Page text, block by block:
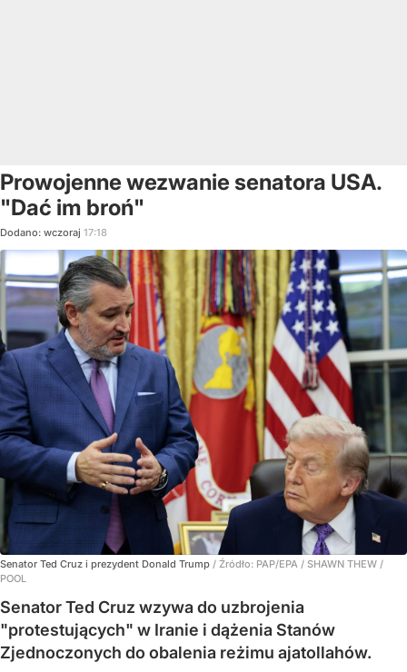
Prowojenne wezwanie senatora USA.
"Dać im broń"
Dodano: wczoraj 17:18
Senator Ted Cruz i prezydent Donald Trump / Źródło: PAP/EPA / SHAWN THEW /
POOL
Senator Ted Cruz wzywa do uzbrojenia
"protestujących" w Iranie i dążenia Stanów
Zjednoczonych do obalenia reżimu ajatollahów.